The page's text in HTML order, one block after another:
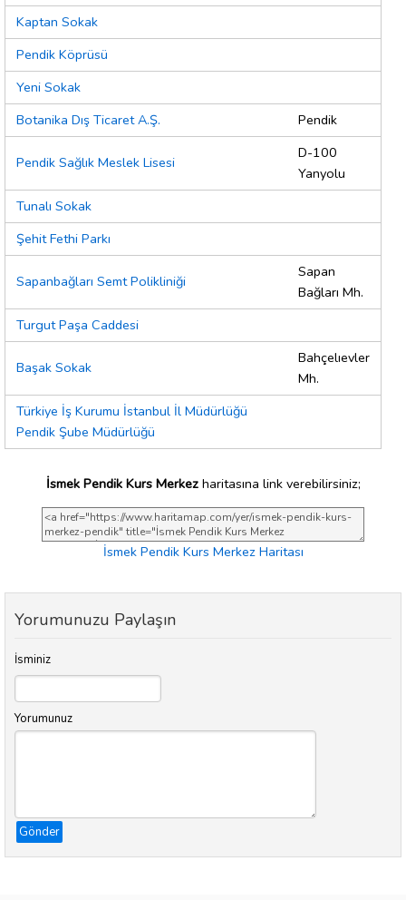
Kaptan Sokak
Pendik Köprüsü
Yeni Sokak
Botanika Dış Ticaret A.Ş.
Pendik
Pendik Sağlık Meslek Lisesi
D-100
Yanyolu
Tunalı Sokak
Şehit Fethi Parkı
Sapanbağları Semt Polikliniği
Sapan
Bağları Mh.
Turgut Paşa Caddesi
Başak Sokak
Bahçelıevler
Mh.
Türkiye İş Kurumu İstanbul İl Müdürlüğü
Pendik Şube Müdürlüğü
İsmek Pendik Kurs Merkezharitasına link verebilirsiniz;
İsmek Pendik Kurs Merkez Haritası
Yorumunuzu Paylaşın
İsminiz
Yorumunuz
Gönder